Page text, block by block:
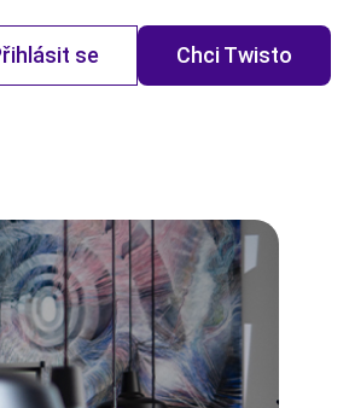
se Chci Twisto